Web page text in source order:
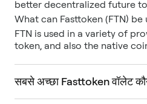
better decentralized future
What can Fasttoken (FTN) be
FTN is used in a variety of
token, and also the native
सबसे अच्छा Fasttoken वॉलेट